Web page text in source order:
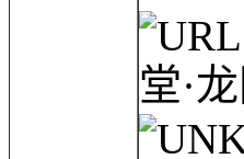
堂·